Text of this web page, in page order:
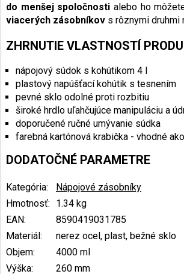
do menšej spoločnosti alebo ho
viacerých zásobníkov s rôznymi druhmi
ZHRNUTIE VLASTNOSTÍ
nápojový súdok s kohútikom 4 l
plastový napúšťací kohútik s tesnením
pevné sklo odolné proti rozbitiu
široké hrdlo uľahčujúce manipuláciu a
doporučené ručné umývanie súdka
farebná kartónová krabička - vhodné
DODATOČNÉ PARAMETRE
Kategória:
Nápojové zásobníky
Hmotnosť:
1.34 kg
EAN:
8590419031785
Materiál:
nerez ocel, plast, bežné sklo
Objem:
4000 ml
Výška:
260 mm